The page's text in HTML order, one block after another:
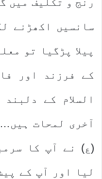
سانسیں اکھڑنے
پیلا پڑگیا تو
کے فرزند اور
السلام کے
آخری لمحات
(ع) نے آپ کا
لیا اور آپ کے